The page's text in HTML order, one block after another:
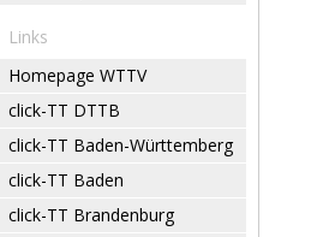
Links
Homepage WTTV
click-TT DTTB
click-TT Baden-Württemberg
click-TT Baden
click-TT Brandenburg